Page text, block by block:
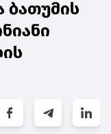
ბათუმის